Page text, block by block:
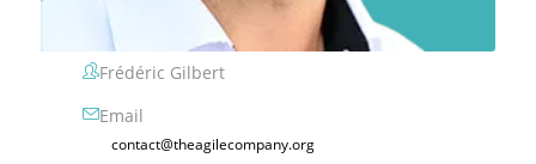
Frédéric Gilbert
Email
contact@theagilecompany.org